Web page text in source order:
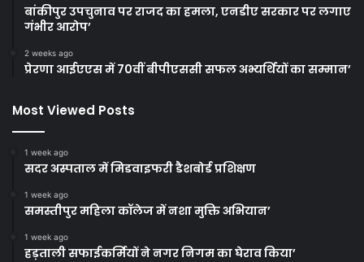
बांकीपुर उपचुनाव पर राजद का हमला, एनडीए सरकार पर लगाए
गंभीर आरोप’
2 weeks ago
प्रेरणा आईएएस में 70वीं बीपीएससी सफल अभ्यर्थियों का सम्मान’
Most Viewed Posts
1 week ago
सदर अस्पताल में मिडवाइफरी डैशबोर्ड प्रशिक्षण
1 week ago
समस्तीपुर महिला कॉलेज में नशा मुक्ति अभियान’
1 week ago
हड़ताली सफाईकर्मियों ने नगर निगम का घेराव किया’